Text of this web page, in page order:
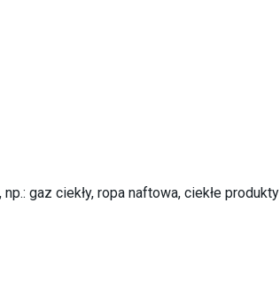
gaz ciekły, ropa naftowa, ciekłe produkty